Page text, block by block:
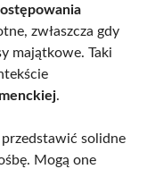
zwłaszcza gdy
majątkowe. Taki
.
przedstawić solidne
Mogą one